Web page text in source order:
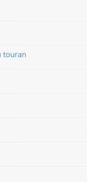
touran